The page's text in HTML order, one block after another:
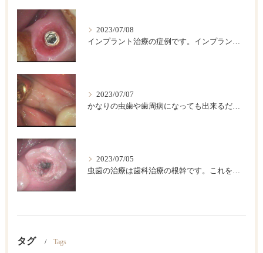
2023/07/08
インプラント治療の症例です。インプラントは歯が欠損した後のベストの治療法です。
2023/07/07
かなりの虫歯や歯周病になっても出来るだけ歯は保存したいですが、歯をどうしても抜かなければならない場合があります。このような時に伝統的な入れ歯やブリッジなどによって欠損部を回復する方法がありますが、条件が合えば、インプラント治療が一番具合が良い治療法です。
2023/07/05
虫歯の治療は歯科治療の根幹です。これを精密にして歯の寿命を長くしましょう。
タグ Tags